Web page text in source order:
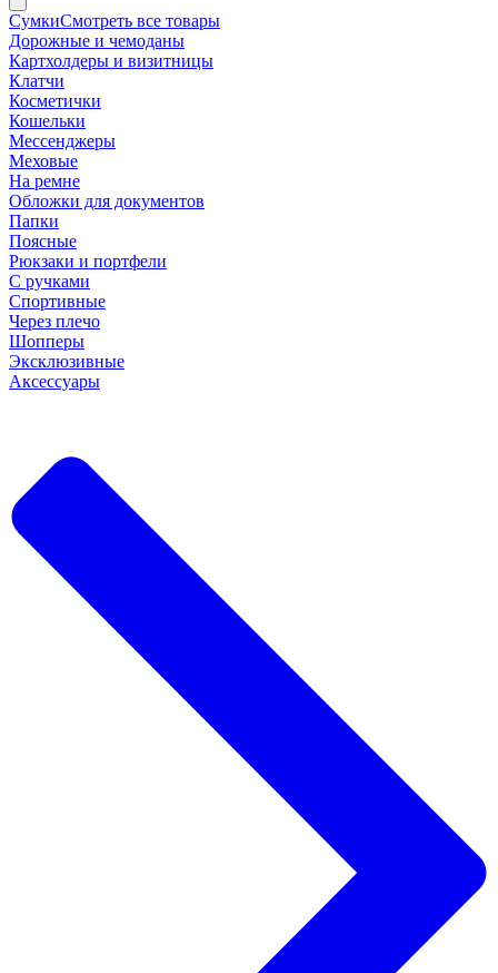
СумкиСмотреть все товары
Дорожные и чемоданы
Картхолдеры и визитницы
Клатчи
Косметички
Кошельки
Мессенджеры
Меховые
На ремне
Обложки для документов
Папки
Поясные
Рюкзаки и портфели
С ручками
Спортивные
Через плечо
Шопперы
Эксклюзивные
Аксессуары